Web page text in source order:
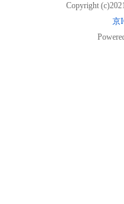
Copyright
京